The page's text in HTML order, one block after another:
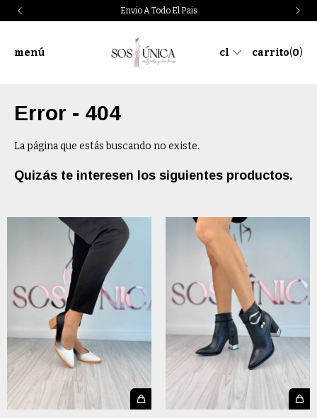
Envio A Todo El Pais
menú cl carrito(0)
Error - 404
La página que estás buscando no existe.
Quizás te interesen los siguientes productos.